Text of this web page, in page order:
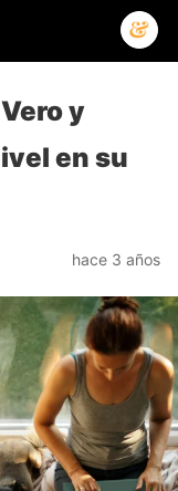
y
en su
hace 3 años